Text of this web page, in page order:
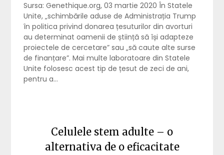
Sursa: Genethique.org, 03 martie 2020 În Statele
Unite, „schimbările aduse de Administrația Trump
în politica privind donarea țesuturilor din avorturi
au determinat oamenii de știință să își adapteze
proiectele de cercetare” sau „să caute alte surse
de finanțare”. Mai multe laboratoare din Statele
Unite folosesc acest tip de țesut de zeci de ani,
pentru a…
Celulele stem adulte – o
alternativa de o eficacitate